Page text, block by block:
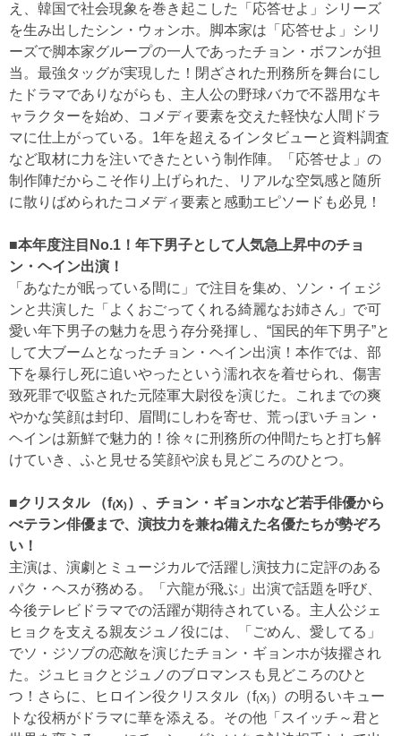
え、韓国で社会現象を巻き起こした「応答せよ」シリーズ
を生み出したシン・ウォンホ。脚本家は「応答せよ」シリ
ーズで脚本家グループの一人であったチョン・ボフンが担
当。最強タッグが実現した！閉ざされた刑務所を舞台にし
たドラマでありながらも、主人公の野球バカで不器用なキ
ャラクターを始め、コメディ要素を交えた軽快な人間ドラ
マに仕上がっている。1年を超えるインタビューと資料調査
など取材に力を注いできたという制作陣。「応答せよ」の
制作陣だからこそ作り上げられた、リアルな空気感と随所
に散りばめられたコメディ要素と感動エピソードも必見！
■本年度注目No.1！年下男子として人気急上昇中のチョ
ン・ヘイン出演！
「あなたが眠っている間に」で注目を集め、ソン・イェジ
ンと共演した「よくおごってくれる綺麗なお姉さん」で可
愛い年下男子の魅力を思う存分発揮し、“国民的年下男子”と
して大ブームとなったチョン・ヘイン出演！本作では、部
下を暴行し死に追いやったという濡れ衣を着せられ、傷害
致死罪で収監された元陸軍大尉役を演じた。これまでの爽
やかな笑顔は封印、眉間にしわを寄せ、荒っぽいチョン・
ヘインは新鮮で魅力的！徐々に刑務所の仲間たちと打ち解
けていき、ふと見せる笑顔や涙も見どころのひとつ。
■クリスタル （f₍x₎）、チョン・ギョンホなど若手俳優から
べテラン俳優まで、演技力を兼ね備えた名優たちが勢ぞろ
い！
主演は、演劇とミュージカルで活躍し演技力に定評のある
パク・ヘスが務める。「六龍が飛ぶ」出演で話題を呼び、
今後テレビドラマでの活躍が期待されている。主人公ジェ
ヒョクを支える親友ジュノ役には、「ごめん、愛してる」
でソ・ジソブの恋敵を演じたチョン・ギョンホが抜擢され
た。ジュヒョクとジュノのブロマンスも見どころのひと
つ！さらに、ヒロイン役クリスタル（f₍x₎）の明るいキュー
トな役柄がドラマに華を添える。その他「スイッチ～君と